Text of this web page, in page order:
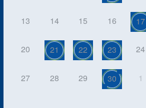
13 14 15 16 17
20 21 22 23 24
27 28 29 30 1